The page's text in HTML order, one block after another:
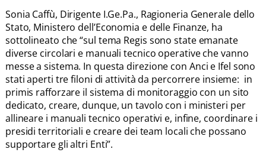
Sonia Caffù, Dirigente I.Ge.Pa., Ragioneria Generale dello
Stato, Ministero dell’Economia e delle Finanze, ha
sottolineato che “sul tema Regis sono state emanate
diverse circolari e manuali tecnico operative che vanno
messe a sistema. In questa direzione con Anci e Ifel sono
stati aperti tre filoni di attività da percorrere insieme: in
primis rafforzare il sistema di monitoraggio con un sito
dedicato, creare, dunque, un tavolo con i ministeri per
allineare i manuali tecnico operativi e, infine, coordinare i
presidi territoriali e creare dei team locali che possano
supportare gli altri Enti”.